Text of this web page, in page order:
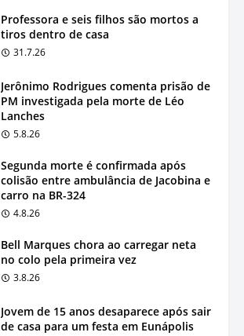
Professora e seis filhos são mortos a
tiros dentro de casa
31.7.26
Jerônimo Rodrigues comenta prisão de
PM investigada pela morte de Léo
Lanches
5.8.26
Segunda morte é confirmada após
colisão entre ambulância de Jacobina e
carro na BR-324
4.8.26
Bell Marques chora ao carregar neta
no colo pela primeira vez
3.8.26
Jovem de 15 anos desaparece após sair
de casa para um festa em Eunápolis